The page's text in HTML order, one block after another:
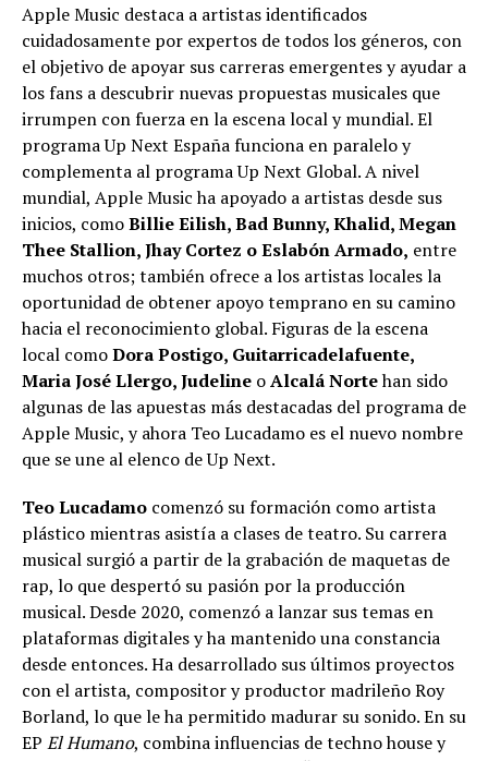
Apple Music destaca a artistas identificados
cuidadosamente por expertos de todos los géneros, con
el objetivo de apoyar sus carreras emergentes y ayudar a
los fans a descubrir nuevas propuestas musicales que
irrumpen con fuerza en la escena local y mundial. El
programa Up Next España funciona en paralelo y
complementa al programa Up Next Global. A nivel
mundial, Apple Music ha apoyado a artistas desde sus
inicios, comoBillie Eilish, Bad Bunny, Khalid, Megan
Thee Stallion, Jhay Cortez o Eslabón Armado, entre
muchos otros; también ofrece a los artistas locales la
oportunidad de obtener apoyo temprano en su camino
hacia el reconocimiento global. Figuras de la escena
local comoDora Postigo, Guitarricadelafuente,
Maria José Llergo, Judeline oAlcalá Nortehan sido
algunas de las apuestas más destacadas del programa de
Apple Music, y ahora Teo Lucadamo es el nuevo nombre
que se une al elenco de Up Next.
Teo Lucadamo comenzó su formación como artista
plástico mientras asistía a clases de teatro. Su carrera
musical surgió a partir de la grabación de maquetas de
rap, lo que despertó su pasión por la producción
musical. Desde 2020, comenzó a lanzar sus temas en
plataformas digitales y ha mantenido una constancia
desde entonces. Ha desarrollado sus últimos proyectos
con el artista, compositor y productor madrileño Roy
Borland, lo que le ha permitido madurar su sonido. En su
EP El Humano, combina influencias de techno house y